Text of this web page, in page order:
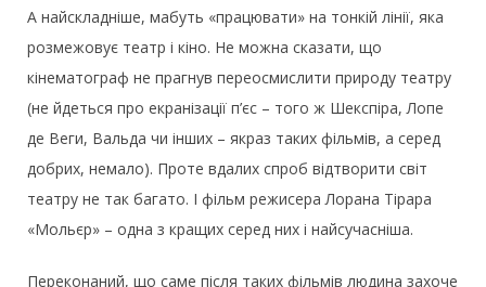
А найскладніше, мабуть «працювати» на тонкій лінії, яка
розмежовує театр і кіно. Не можна сказати, що
кінематограф не прагнув переосмислити природу театру
(не йдеться про екранізації п’єс – того ж Шекспіра, Лопе
де Веги, Вальда чи інших – якраз таких фільмів, а серед
добрих, немало). Проте вдалих спроб відтворити світ
театру не так багато. І фільм режисера Лорана Тірара
«Мольєр» – одна з кращих серед них і найсучасніша.
Переконаний, що саме після таких фільмів людина захоче